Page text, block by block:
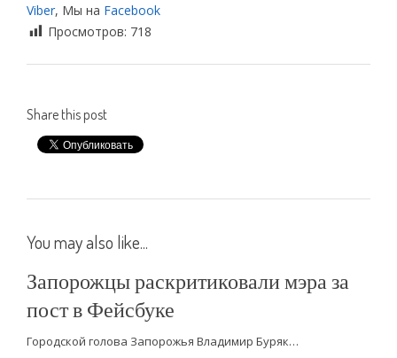
Viber, Мы на Facebook
Просмотров: 718
Share this post
You may also like...
Запорожцы раскритиковали мэра за
пост в Фейсбуке
Городской голова Запорожья Владимир Буряк…